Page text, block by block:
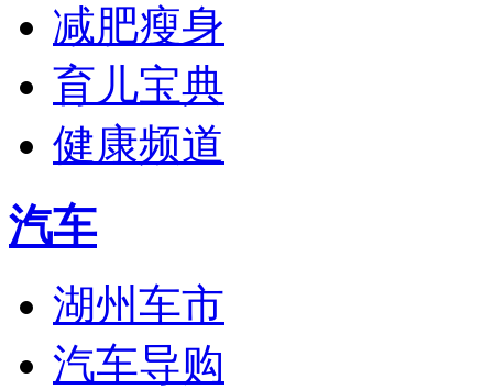
减肥瘦身
育儿宝典
健康频道
汽车
湖州车市
汽车导购